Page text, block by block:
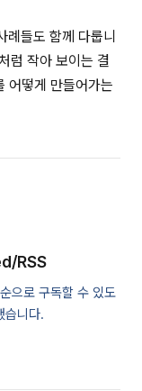
들도 함께 다룹니
럼 작아 보이는 결
어떻게 만들어가는
RSS
으로 구독할 수 있도
니다.